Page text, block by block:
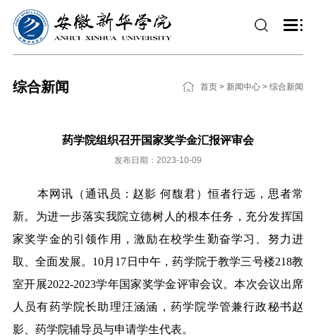
综合新闻 首页 > 新闻中心 >综合新闻
药学院组织召开国家奖学金汇报评审会
发布日期：2023-10-09
本网讯（通讯员：赵影 何馥君）恒者行远，思者常
新。为进一步落实我院立德树人的根本任务，充分发挥国
家奖学金的引领作用，激励在校学生勤奋学习、努力进
取、全面发展。10月17日中午，药学院于教学三号楼218教
室开展2022-2023学年国家奖学金评审会议。本次会议出席
人员有药学院长助理汪涵涵，药学院学管兼行政秘书赵
影、药学院辅导员与申请学生代表。